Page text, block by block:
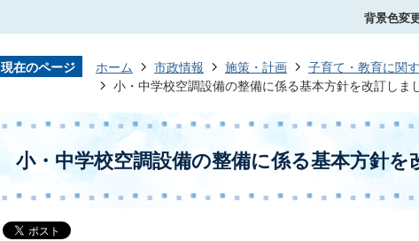
背景色変
現在のページ ホーム 市政情報 施策・計画
子育て・教育に関
小・中学校空調設備の整備に係る基本方針を改訂しま
小・中学校空調設備の整備に係る基本方針を